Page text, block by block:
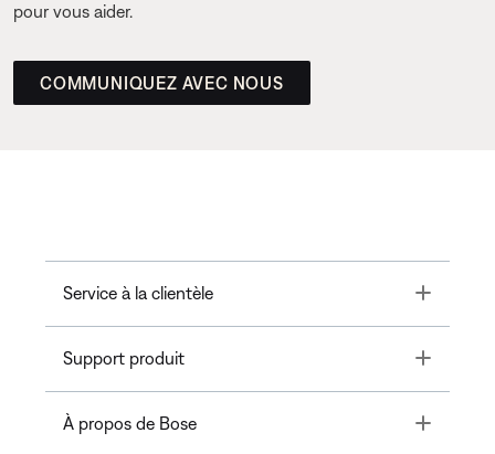
pour vous aider.
COMMUNIQUEZ AVEC NOUS
Service à la clientèle Toggle
Support produit Toggle
À propos de Bose Toggle